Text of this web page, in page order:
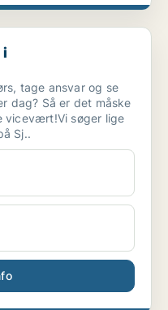
i
tage ansvar og se
dag? Så er det måske
vicevært!Vi søger lige
Sj..